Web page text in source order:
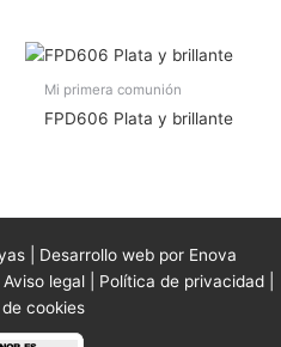
Mi primera comunión
FPD606 Plata y brillante
| Desarrollo web por Enova
Aviso legal| Política de privacidad|
cookies